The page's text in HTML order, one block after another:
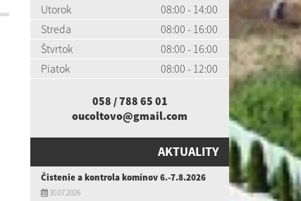
Utorok
08:00 - 14:00
Streda
08:00 - 16:00
Štvrtok
08:00 - 16:00
Piatok
08:00 - 12:00
058 / 788 65 01
oucoltovo@gmail.com
AKTUALITY
Čistenie a kontrola komínov 6.-7.8.2026
30.07.2026